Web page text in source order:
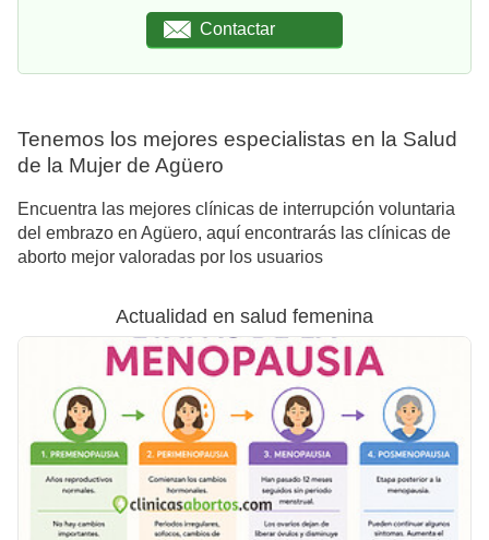
Contactar
Tenemos los mejores especialistas en la Salud
de la Mujer de Agüero
Encuentra las mejores clínicas de interrupción voluntaria
del embrazo en Agüero, aquí encontrarás las clínicas de
aborto mejor valoradas por los usuarios
Actualidad en salud femenina